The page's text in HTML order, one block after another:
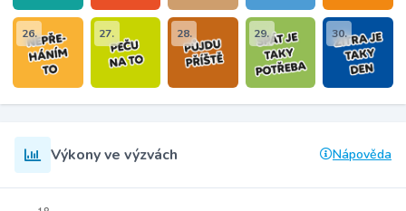
26. 27. 28. 29. 30.
Výkony ve výzvách Nápověda